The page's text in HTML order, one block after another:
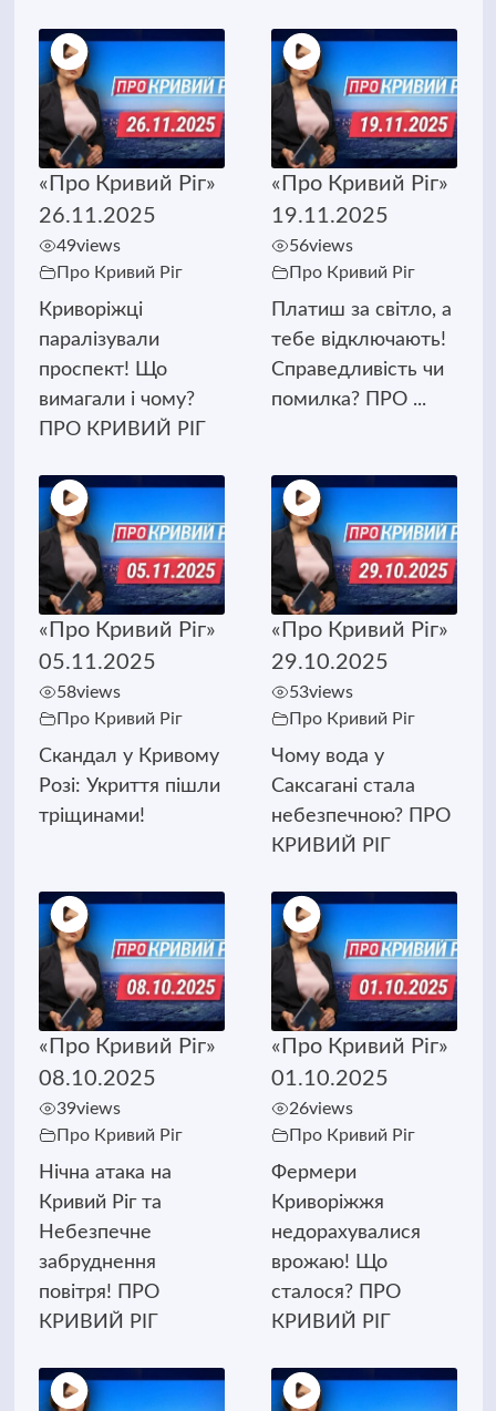
«Про Кривий Ріг»
26.11.2025
49views
Про Кривий Ріг
Криворіжці
паралізували
проспект! Що
вимагали і чому?
ПРО КРИВИЙ РІГ
«Про Кривий Ріг»
19.11.2025
56views
Про Кривий Ріг
Платиш за світло, а
тебе відключають!
Справедливість чи
помилка? ПРО ...
«Про Кривий Ріг»
05.11.2025
58views
Про Кривий Ріг
Скандал у Кривому
Розі: Укриття пішли
тріщинами!
«Про Кривий Ріг»
29.10.2025
53views
Про Кривий Ріг
Чому вода у
Саксагані стала
небезпечною? ПРО
КРИВИЙ РІГ
«Про Кривий Ріг»
08.10.2025
39views
Про Кривий Ріг
Нічна атака на
Кривий Ріг та
Небезпечне
забруднення
повітря! ПРО
КРИВИЙ РІГ
«Про Кривий Ріг»
01.10.2025
26views
Про Кривий Ріг
Фермери
Криворіжжя
недорахувалися
врожаю! Що
сталося? ПРО
КРИВИЙ РІГ